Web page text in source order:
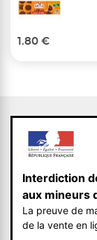
1.80 €
Interdiction
aux mineurs
La preuve de
de la vente en